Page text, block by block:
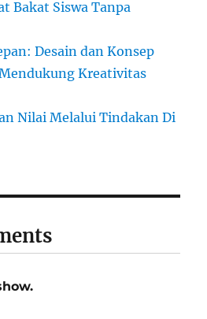
Bakat Siswa Tanpa
Desain dan Konsep
Kreativitas
Nilai Melalui Tindakan Di